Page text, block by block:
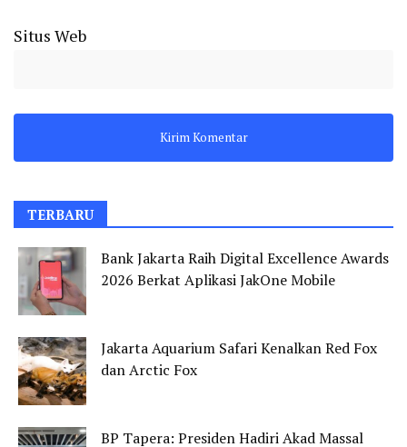
Situs Web
TERBARU
Bank Jakarta Raih Digital Excellence Awards
2026 Berkat Aplikasi JakOne Mobile
Jakarta Aquarium Safari Kenalkan Red Fox
dan Arctic Fox
BP Tapera: Presiden Hadiri Akad Massal